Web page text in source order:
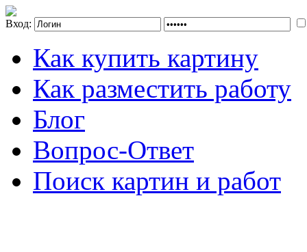
Вход:
Как купить картину
Как разместить работу
Блог
Вопрос-Ответ
Поиск картин и работ